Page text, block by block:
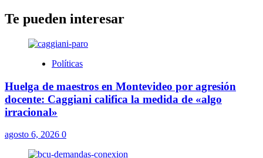
Te pueden interesar
Políticas
Huelga de maestros en Montevideo por agresión
docente: Caggiani califica la medida de «algo
irracional»
agosto 6, 2026 0